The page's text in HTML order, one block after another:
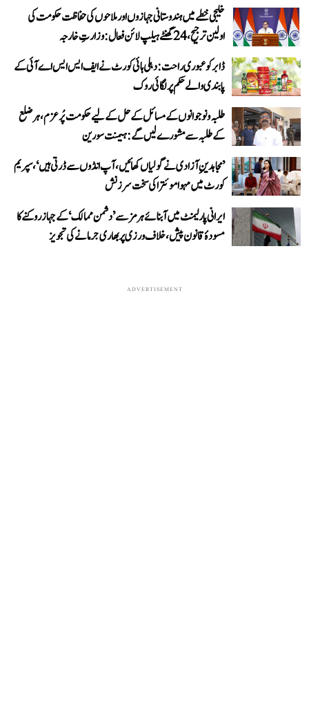
خلیجی خطے میں ہندوستانی جہازوں اور ملاحوں کی حفاظت حکومت کی
اولین ترجیح، 24 گھنٹے ہیلپ لائن فعال: وزارتِ خارجہ
ڈابر کو عبوری راحت: دہلی ہائی کورٹ نے ایف ایس ایس اے آئی کے
پابندی والے حکم پر لگائی روک
طلبہ و نوجوانوں کے مسائل کے حل کے لیے حکومت پُرعزم، ہر ضلع
کے طلبہ سے مشورے لیں گے: ہیمنت سورین
’مجاہدینِ آزادی نے گولیاں کھائیں، آپ انڈوں سے ڈرتی ہیں‘، سپریم
کورٹ میں مہوا موئترا کی سخت سرزنش
ایرانی پارلیمنٹ میں آبنائے ہرمز سے ’دشمن ممالک‘ کے جہاز روکنے کا
مسودۂ قانون پیش، خلاف ورزی پر بھاری جرمانے کی تجویز
ADVERTISEMENT